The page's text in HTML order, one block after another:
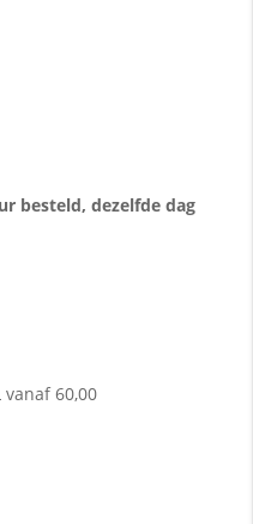
besteld, dezelfde dag
60,00